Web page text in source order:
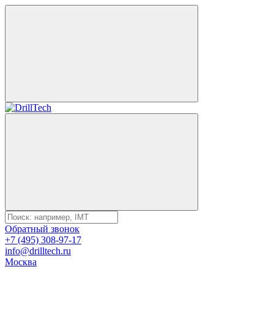
Обратный звонок
+7 (495) 308-97-17
info@drilltech.ru
Москва